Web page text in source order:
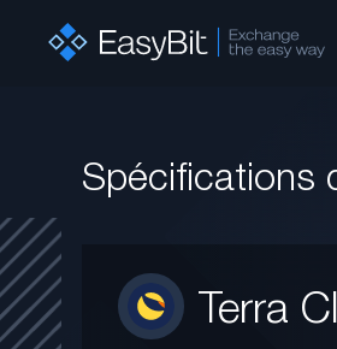
Spécifications
Terra